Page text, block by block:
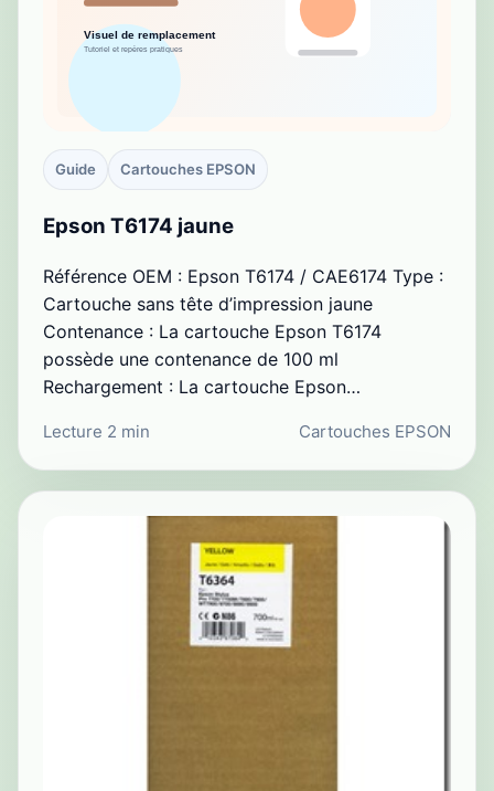
Guide Cartouches EPSON
Epson T6174 jaune
Référence OEM : Epson T6174 / CAE6174 Type :
Cartouche sans tête d’impression jaune
Contenance : La cartouche Epson T6174
possède une contenance de 100 ml
Rechargement : La cartouche Epson…
Lecture 2 min Cartouches EPSON